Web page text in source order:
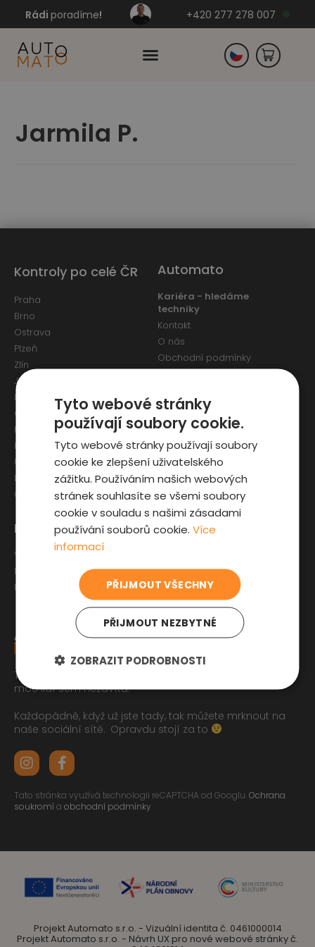
Rádi poradíme! +420 277 278 007
Jarmila P.
Tak jste se pročetli až sem dolu jo? To zasluhuje respekt,
moc lidí sem nezavítá.
Každopádně, když už jste tady, tak můžete mrknout na
naše sociální sítě. Opravdu stojí za to
Tato stránka využívá technologii reCAPTCHA od Googlu.Ochrana
soukromía obchodní podmínky.
Pro zákazníky
Výběr auta
Fyzická kontrola auta
Prověrka historie
Zajímavosti
Kupní smlouva na auto
Jak registrovat auto
Sleva pro IZS
Automato
Kariéra - hledáme
techniky
Kontakt
O nás
Obchodní podmínky
Kontroly po celé ČR
Praha
Brno
Ostrava
Plzeň
Zlín
Jihlava
Liberec
Olomouc
Pardubice
Karlovy Vary
Ústí nad Labem
Hradec Králové
České Budějovice
Projekt Automato s.r.o. - Vizuální identita č. 0461000014
Projekt Automato s.r.o. - Návrh UX pro nové webové stránky č.
Tyto webové stránky
používají soubory cookie.
Tyto webové stránky používají soubory
cookie ke zlepšení uživatelského
zážitku. Používáním našich webových
stránek souhlasíte se všemi soubory
cookie v souladu s našimi zásadami
používání souborů cookie.Více
informací
PŘIJMOUT VŠECHNY
PŘIJMOUT NEZBYTNÉ
ZOBRAZIT PODROBNOSTI